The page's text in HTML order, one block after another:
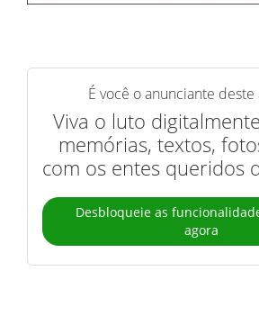
É você o anunciante deste
Viva o luto
memórias, textos,
com os entes queridos
Desbloqueie as
agora